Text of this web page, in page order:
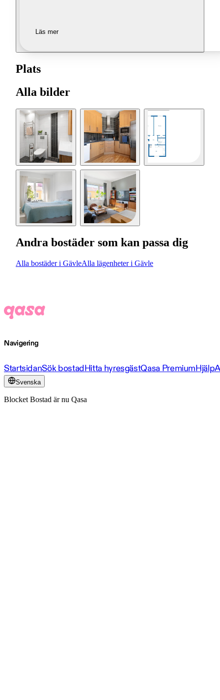
Läs mer
Plats
Alla bilder
Andra bostäder som kan passa dig
Alla bostäder i GävleAlla lägenheter i Gävle
Navigering
StartsidanSök bostadHitta hyresgästQasa PremiumHjälp
Svenska
Blocket Bostad är nu Qasa